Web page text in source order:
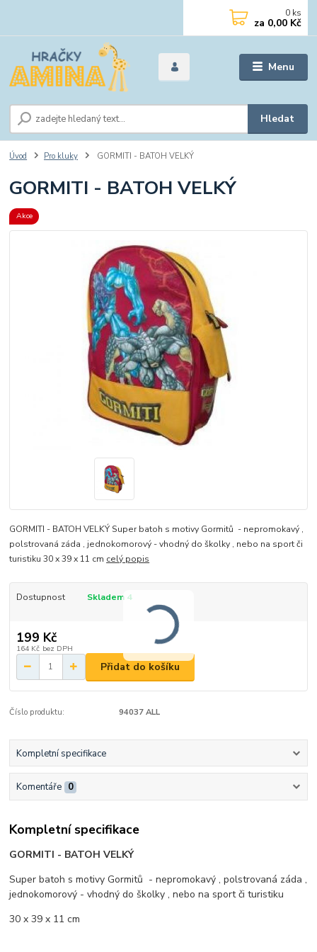
Menu
Hledat
0 ks
za 0,00 Kč
Úvod Pro kluky GORMITI - BATOH VELKÝ
GORMITI - BATOH VELKÝ
Akce
GORMITI - BATOH VELKÝ Super batoh s motivy Gormitů - nepromokavý ,
polstrovaná záda , jednokomorový - vhodný do školky , nebo na sport či
turistiku 30 x 39 x 11 cm celý popis
Dostupnost Skladem 4
199 Kč
164 Kč bez DPH
Přidat do košíku
Číslo produktu: 94037 ALL
Kompletní specifikace
Komentáře 0
Kompletní specifikace
GORMITI - BATOH VELKÝ
Super batoh s motivy Gormitů - nepromokavý , polstrovaná záda ,
jednokomorový - vhodný do školky , nebo na sport či turistiku
30 x 39 x 11 cm